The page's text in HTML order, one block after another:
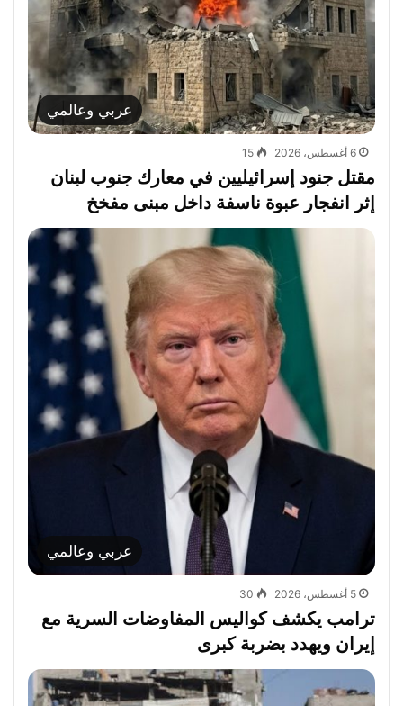
عربي وعالمي
6 أغسطس، 2026 15
مقتل جنود إسرائيليين في معارك جنوب لبنان
إثر انفجار عبوة ناسفة داخل مبنى مفخخ
عربي وعالمي
5 أغسطس، 2026 30
ترامب يكشف كواليس المفاوضات السرية مع
إيران ويهدد بضربة كبرى